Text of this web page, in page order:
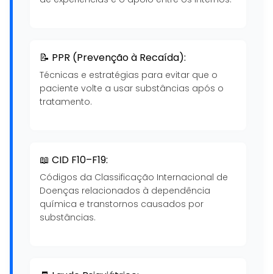
📝 PPR (Prevenção à Recaída):
Técnicas e estratégias para evitar que o
paciente volte a usar substâncias após o
tratamento.
📖 CID F10–F19:
Códigos da Classificação Internacional de
Doenças relacionados à dependência
química e transtornos causados por
substâncias.